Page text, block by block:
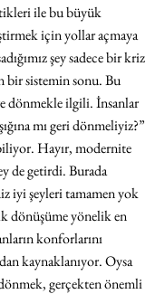
ile bu büyük
için yollar açmaya
şey sadece bir kriz
bir sistemin sonu. Bu
dönmekle ilgili. İnsanlar
mı geri dönmeliyiz?”
Hayır, modernite
de getirdi. Burada
iyi şeyleri tamamen yok
dönüşüme yönelik en
konforlarını
kaynaklanıyor. Oysa
gerçekten önemli